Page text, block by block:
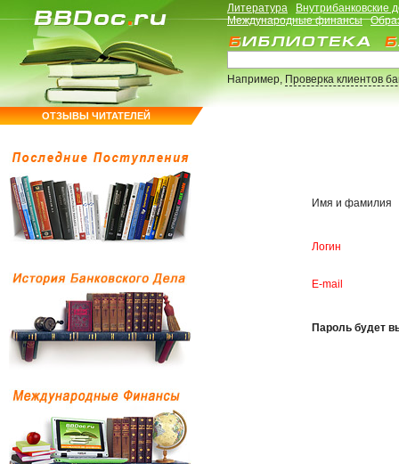
ОТЗЫВЫ ЧИТАТЕЛЕЙ
Литература
Внутрибанковские
Международные финансы
Например,Проверка клиентов
Имя и фамилия
Логин
E-mail
Пароль будет